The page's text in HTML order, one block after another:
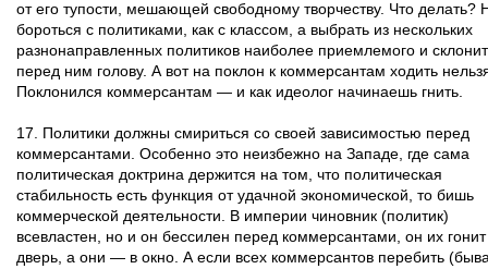
от его тупости, мешающей свободному творчеству. Что делать?
бороться с политиками, как с классом, а выбрать из нескольких
разнонаправленных политиков наиболее приемлемого и
перед ним голову. А вот на поклон к коммерсантам ходить
Поклонился коммерсантам — и как идеолог начинаешь гнить.
17. Политики должны смириться со своей зависимостью перед
коммерсантами. Особенно это неизбежно на Западе, где сама
политическая доктрина держится на том, что политическая
стабильность есть функция от удачной экономической, то бишь
коммерческой деятельности. В империи чиновник (политик)
всевластен, но и он бессилен перед коммерсантами, он их гонит
дверь, а они — в окно. А если всех коммерсантов перебить